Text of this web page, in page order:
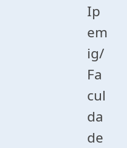
Ip
em
ig/
Fa
cul
da
de